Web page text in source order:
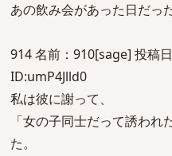
あの飲み会があった日だった
914 名前：910[sage] 投稿
ID:umP4Jlld0
私は彼に謝って、
「女の子同士だって誘わ
た。